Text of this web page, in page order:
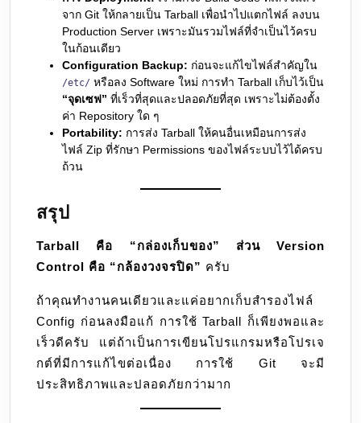
จาก Git ให้กลายเป็น Tarball เพื่อนำไปแตกไฟล์ ลงบน
Production Server เพราะมันรวมไฟล์ที่จำเป็นไว้ครบ
ในก้อนเดียว
Configuration Backup: ก่อนจะแก้ไขไฟล์สำคัญใน
/etc/ หรือลง Software ใหม่ การทำ Tarball เก็บไว้เป็น
“จุดเซฟ” ที่เร็วที่สุดและปลอดภัยที่สุด เพราะไม่ต้องตั้ง
ค่า Repository ใด ๆ
Portability: การส่ง Tarball ให้คนอื่นเหมือนการส่ง
ไฟล์ Zip ที่รักษา Permissions ของไฟล์ระบบไว้ได้ครบ
ถ้วน
สรุป
Tarball คือ “กล่องเก็บของ” ส่วน Version
Control คือ “กล้องวงจรปิด” ครับ
ถ้าคุณทำงานคนเดียวและแค่อยากเก็บสำรองไฟล์
Config ก่อนลงมือแก้ การใช้ Tarball ก็เพียงพอและ
เร็วดีครับ แต่ถ้าเป็นการเขียนโปรแกรมหรือโปรเจ
กต์ที่มีการแก้ไขต่อเนื่อง การใช้ Git จะมี
ประสิทธิภาพและปลอดภัยกว่ามาก